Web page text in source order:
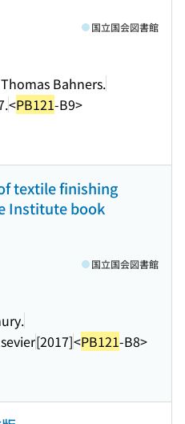
Bahners.
<PB121-B9>
国立国会図書館
textile finishing
Institute book
[2017]<PB121-B8>
国立国会図書館